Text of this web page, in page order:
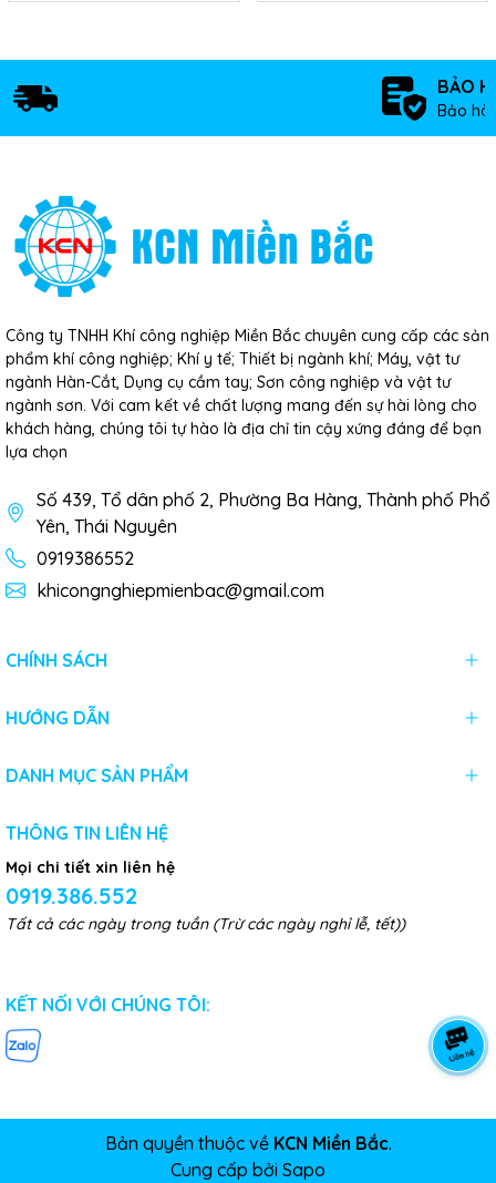
BẢO
Bảo
Công ty TNHH Khí công nghiệp Miền Bắc chuyên cung cấp các sản
phẩm khí công nghiệp; Khí y tế; Thiết bị ngành khí; Máy, vật tư
ngành Hàn-Cắt, Dụng cụ cầm tay; Sơn công nghiệp và vật tư
ngành sơn. Với cam kết về chất lượng mang đến sự hài lòng cho
khách hàng, chúng tôi tự hào là địa chỉ tin cậy xứng đáng để bạn
lựa chọn
Số 439, Tổ dân phố 2, Phường Ba Hàng, Thành phố Phổ
Yên, Thái Nguyên
0919386552
khicongnghiepmienbac@gmail.com
CHÍNH SÁCH
HƯỚNG DẪN
DANH MỤC SẢN PHẨM
THÔNG TIN LIÊN HỆ
Mọi chi tiết xin liên hệ
0919.386.552
Tất cả các ngày trong tuần (Trừ các ngày nghỉ lễ, tết))
KẾT NỐI VỚI CHÚNG TÔI:
Bản quyền thuộc về KCN Miền Bắc.
Cung cấp bởi Sapo